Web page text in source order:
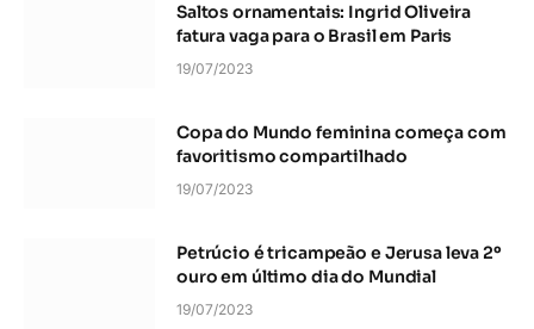
Saltos ornamentais: Ingrid Oliveira
fatura vaga para o Brasil em Paris
19/07/2023
Copa do Mundo feminina começa com
favoritismo compartilhado
19/07/2023
Petrúcio é tricampeão e Jerusa leva 2º
ouro em último dia do Mundial
19/07/2023